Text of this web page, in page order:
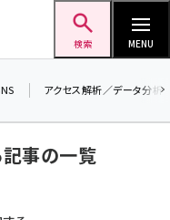
検索 MENU
アクセス解析／データ分析
記事の一覧
中！ ／
」開催！